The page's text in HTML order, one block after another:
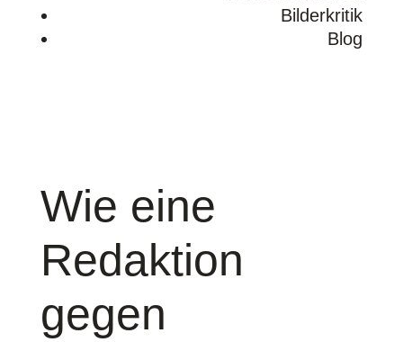
Bilderkritik
Blog
Wie eine
Redaktion
gegen